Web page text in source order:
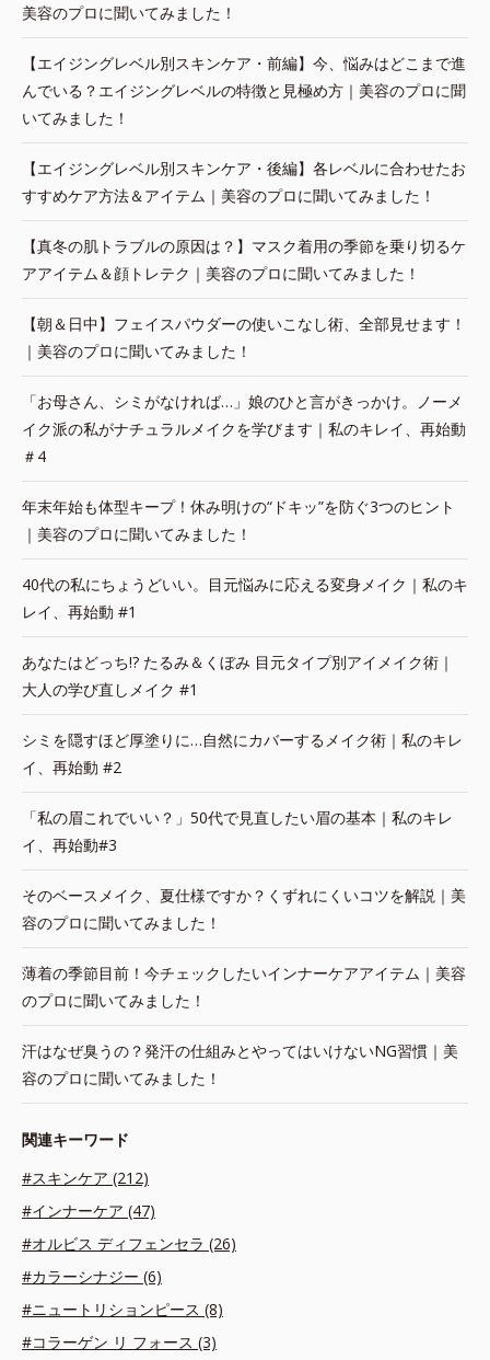
美容のプロに聞いてみました！
【エイジングレベル別スキンケア・前編】今、悩みはどこまで進
んでいる？エイジングレベルの特徴と見極め方｜美容のプロに聞
いてみました！
【エイジングレベル別スキンケア・後編】各レベルに合わせたお
すすめケア方法＆アイテム｜美容のプロに聞いてみました！
【真冬の肌トラブルの原因は？】マスク着用の季節を乗り切るケ
アアイテム＆顔トレテク｜美容のプロに聞いてみました！
【朝＆日中】フェイスパウダーの使いこなし術、全部見せます！
｜美容のプロに聞いてみました！
「お母さん、シミがなければ…」娘のひと言がきっかけ。ノーメ
イク派の私がナチュラルメイクを学びます｜私のキレイ、再始動
＃4
年末年始も体型キープ！休み明けの“ドキッ”を防ぐ3つのヒント
｜美容のプロに聞いてみました！
40代の私にちょうどいい。目元悩みに応える変身メイク｜私のキ
レイ、再始動 #1
あなたはどっち!? たるみ＆くぼみ 目元タイプ別アイメイク術｜
大人の学び直しメイク #1
シミを隠すほど厚塗りに…自然にカバーするメイク術｜私のキレ
イ、再始動 #2
「私の眉これでいい？」50代で見直したい眉の基本｜私のキレ
イ、再始動#3
そのベースメイク、夏仕様ですか？くずれにくいコツを解説｜美
容のプロに聞いてみました！
薄着の季節目前！今チェックしたいインナーケアアイテム｜美容
のプロに聞いてみました！
汗はなぜ臭うの？発汗の仕組みとやってはいけないNG習慣｜美
容のプロに聞いてみました！
関連キーワード
#スキンケア (212)
#インナーケア (47)
#オルビス ディフェンセラ (26)
#カラーシナジー (6)
#ニュートリションピース (8)
#コラーゲン リ フォース (3)